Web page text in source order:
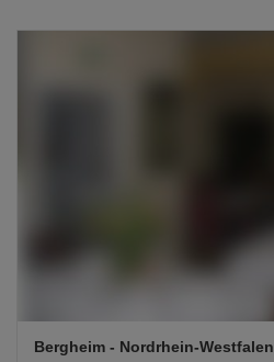
Bergheim - Nordrhein-Westfalen